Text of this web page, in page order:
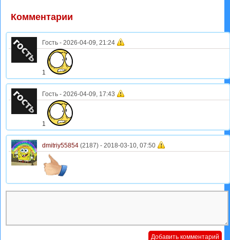
Комментарии
Гость - 2026-04-09, 21:24
1
Гость - 2026-04-09, 17:43
1
dmitriy55854 (2187) - 2018-03-10, 07:50